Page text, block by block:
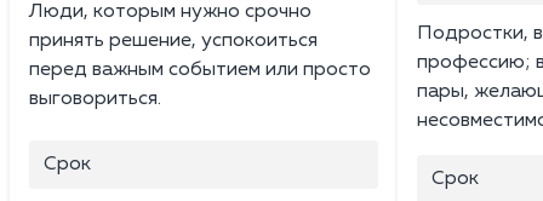
Люди, которым нужно срочно
принять решение, успокоиться
перед важным событием или просто
выговориться.
Срок
Подростки,
профессию;
пары,
Срок